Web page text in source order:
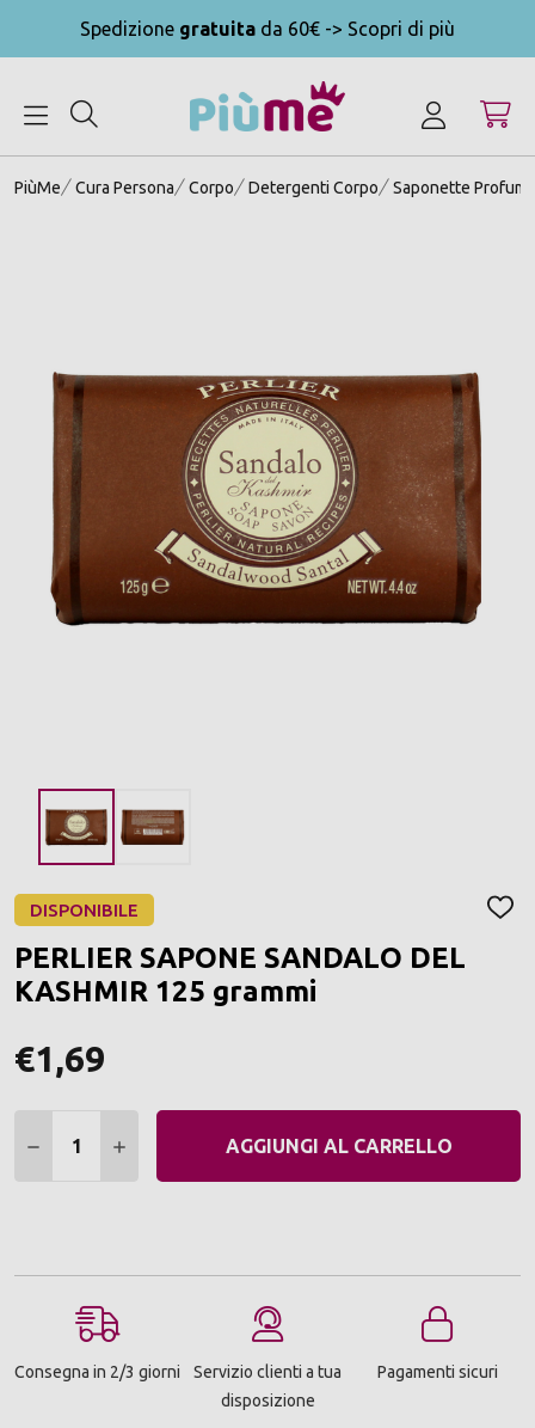
Spedizione gratuita da 60€ -> Scopri di più
PiùMe Cura Persona Corpo Detergenti Corpo Saponette
DISPONIBILE
PERLIER SAPONE SANDALO DEL
KASHMIR 125 grammi
€1,69
DIMINUIRE QUANTITÀ:
AUMENTARE QUANTITÀ:
AGGIUNGI AL CARRELLO
Consegna in 2/3 giorni
Servizio clienti a tua
disposizione
Pagamenti sicuri